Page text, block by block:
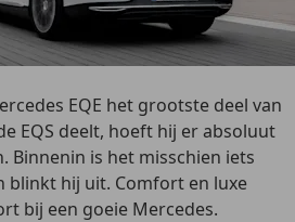
EQE het grootste deel van
EQS deelt, hoeft hij er absoluut
Binnenin is het misschien iets
blinkt hij uit. Comfort en luxe
bij een goeie Mercedes.